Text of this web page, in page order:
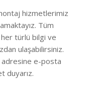
hizmetlerimiz
Tüm
türlü bilgi ve
ulaşabilirsiniz.
adresine e-posta
duyarız.